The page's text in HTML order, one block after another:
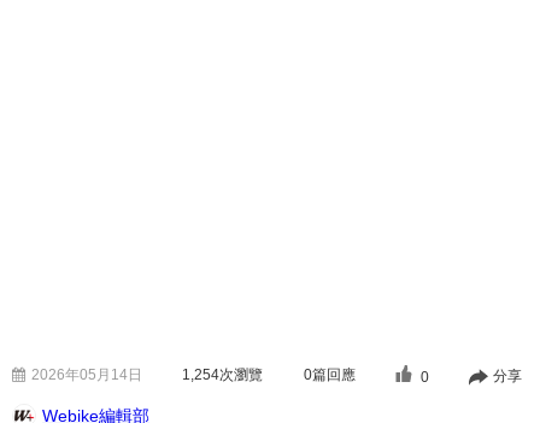
2026年05月14日 1,254次瀏覽 0篇回應 0 分享
Webike編輯部